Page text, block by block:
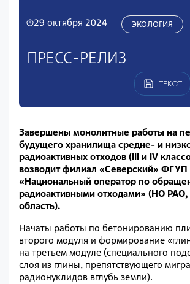
29 октября 2024 ЭКОЛОГИЯ
ПРЕСС-РЕЛИЗ
ТЕКСТ
Завершены монолитные работы на
будущего хранилища средне- и
радиоактивных отходов (III и IV
возводит филиал «Северский» ФГУП
«Национальный оператор по
радиоактивными отходами» (НО РАО,
область).
Начаты работы по бетонированию
второго модуля и формирование
на третьем модуле (специального
слоя из глины, препятствующего
радионуклидов вглубь земли).